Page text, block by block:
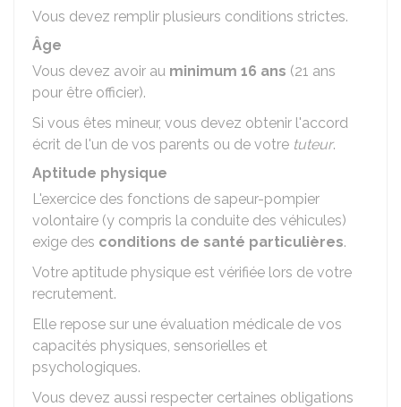
Vous devez remplir plusieurs conditions strictes.
Âge
Vous devez avoir au minimum 16 ans (21 ans
pour être officier).
Si vous êtes mineur, vous devez obtenir l'accord
écrit de l'un de vos parents ou de votre tuteur.
Aptitude physique
L'exercice des fonctions de sapeur-pompier
volontaire (y compris la conduite des véhicules)
exige des conditions de santé particulières.
Votre aptitude physique est vérifiée lors de votre
recrutement.
Elle repose sur une évaluation médicale de vos
capacités physiques, sensorielles et
psychologiques.
Vous devez aussi respecter certaines obligations